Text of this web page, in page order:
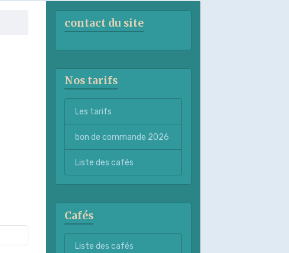
contact du site
Nos tarifs
Les tarifs
bon de commande 2026
Liste des cafés
Cafés
Liste des cafés